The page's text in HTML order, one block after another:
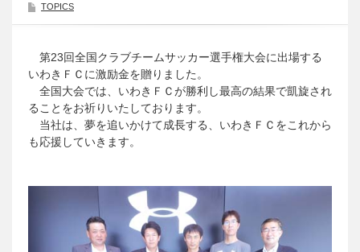
TOPICS
第23回全国クラブチームサッカー選手権大会に出場する
いわきＦＣに激励金を贈りました。
全国大会では、いわきＦＣが勝利し最高の結果で凱旋され
ることをお祈りいたしております。
当社は、夢を追いかけて成長する、いわきＦＣをこれから
も応援していきます。